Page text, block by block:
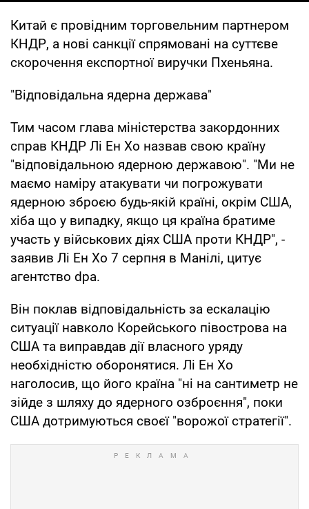
Китай є провідним торговельним партнером
КНДР, а нові санкції спрямовані на суттєве
скорочення експортної виручки Пхеньяна.
"Відповідальна ядерна держава"
Тим часом глава міністерства закордонних
справ КНДР Лі Ен Хо назвав свою країну
"відповідальною ядерною державою". "Ми не
маємо наміру атакувати чи погрожувати
ядерною зброєю будь-якій країні, окрім США,
хіба що у випадку, якщо ця країна братиме
участь у військових діях США проти КНДР", -
заявив Лі Ен Хо 7 серпня в Манілі, цитує
агентство dpa.
Він поклав відповідальність за ескалацію
ситуації навколо Корейського півострова на
США та виправдав дії власного уряду
необхідністю оборонятися. Лі Ен Хо
наголосив, що його країна "ні на сантиметр не
зійде з шляху до ядерного озброєння", поки
США дотримуються своєї "ворожої стратегії".